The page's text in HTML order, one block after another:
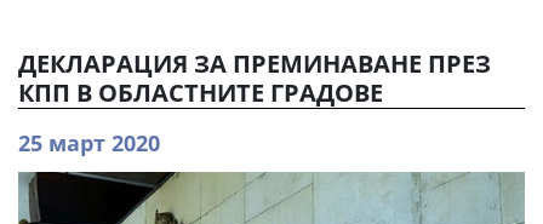
ДЕКЛАРАЦИЯ ЗА ПРЕМИНАВАНЕ ПРЕЗ
КПП В ОБЛАСТНИТЕ ГРАДОВЕ
25 март 2020